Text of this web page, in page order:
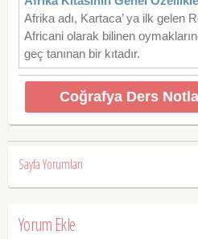
Afrika adı, Kartaca’ ya ilk gelen
Africani olarak bilinen
geç tanınan bir kıtadır.
Coğrafya Ders
Sayfa Yorumları
Yorum Ekle